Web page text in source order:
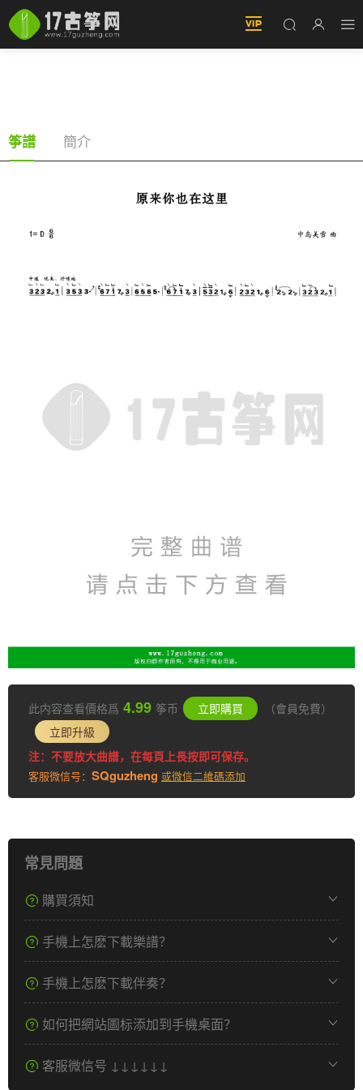
筝譜 簡介
此内容查看價格爲 4.99 筝币 立即購買
（會員免費）
立即升級
注：不要放大曲譜，在每頁上長按即可保存。
客服微信号： SQguzheng 或微信二維碼添加
常見問題
購買須知
手機上怎麽下載樂譜？
手機上怎麽下載伴奏？
如何把網站圖标添加到手機桌面？
客服微信号 ↓↓↓↓↓↓